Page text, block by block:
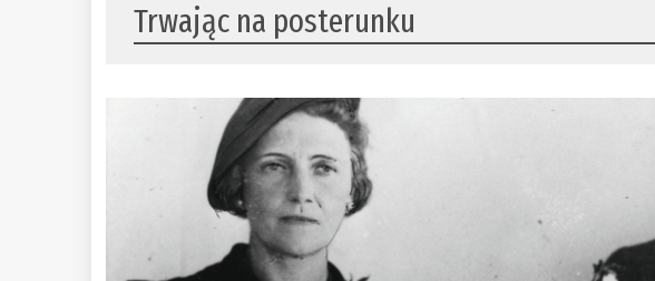
Trwając na posterunku